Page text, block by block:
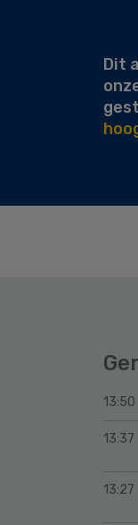
Dit
13:50
13:37
13:27